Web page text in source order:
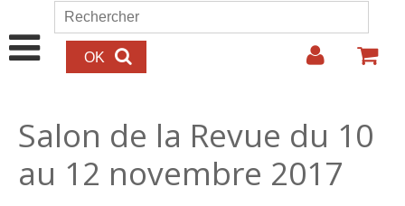
Aller au contenu principal
Formulaire de recherche
Rechercher
Salon de la Revue du 10
au 12 novembre 2017